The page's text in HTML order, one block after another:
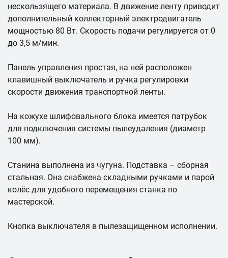
нескользящего материала. В движение ленту приводит
дополнительный коллекторный электродвигатель
мощностью 80 Вт. Скорость подачи регулируется от 0
до 3,5 м/мин.
Панель управления простая, на ней расположен
клавишный выключатель и ручка регулировки
скорости движения транспортной ленты.
На кожухе шлифовального блока имеется патрубок
для подключения системы пылеудаления (диаметр
100 мм).
Станина выполнена из чугуна. Подставка – сборная
стальная. Она снабжена складными ручками и парой
колёс для удобного перемещения станка по
мастерской.
Кнопка выключателя в пылезащищенном исполнении.